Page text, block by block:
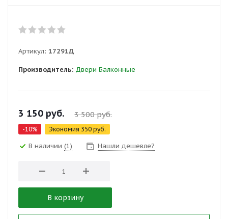
Артикул: 17291Д
Производитель: Двери Балконные
3 150 руб. 3 500руб.
-10% Экономия 350 руб.
В наличии (1) Нашли дешевле?
В корзину